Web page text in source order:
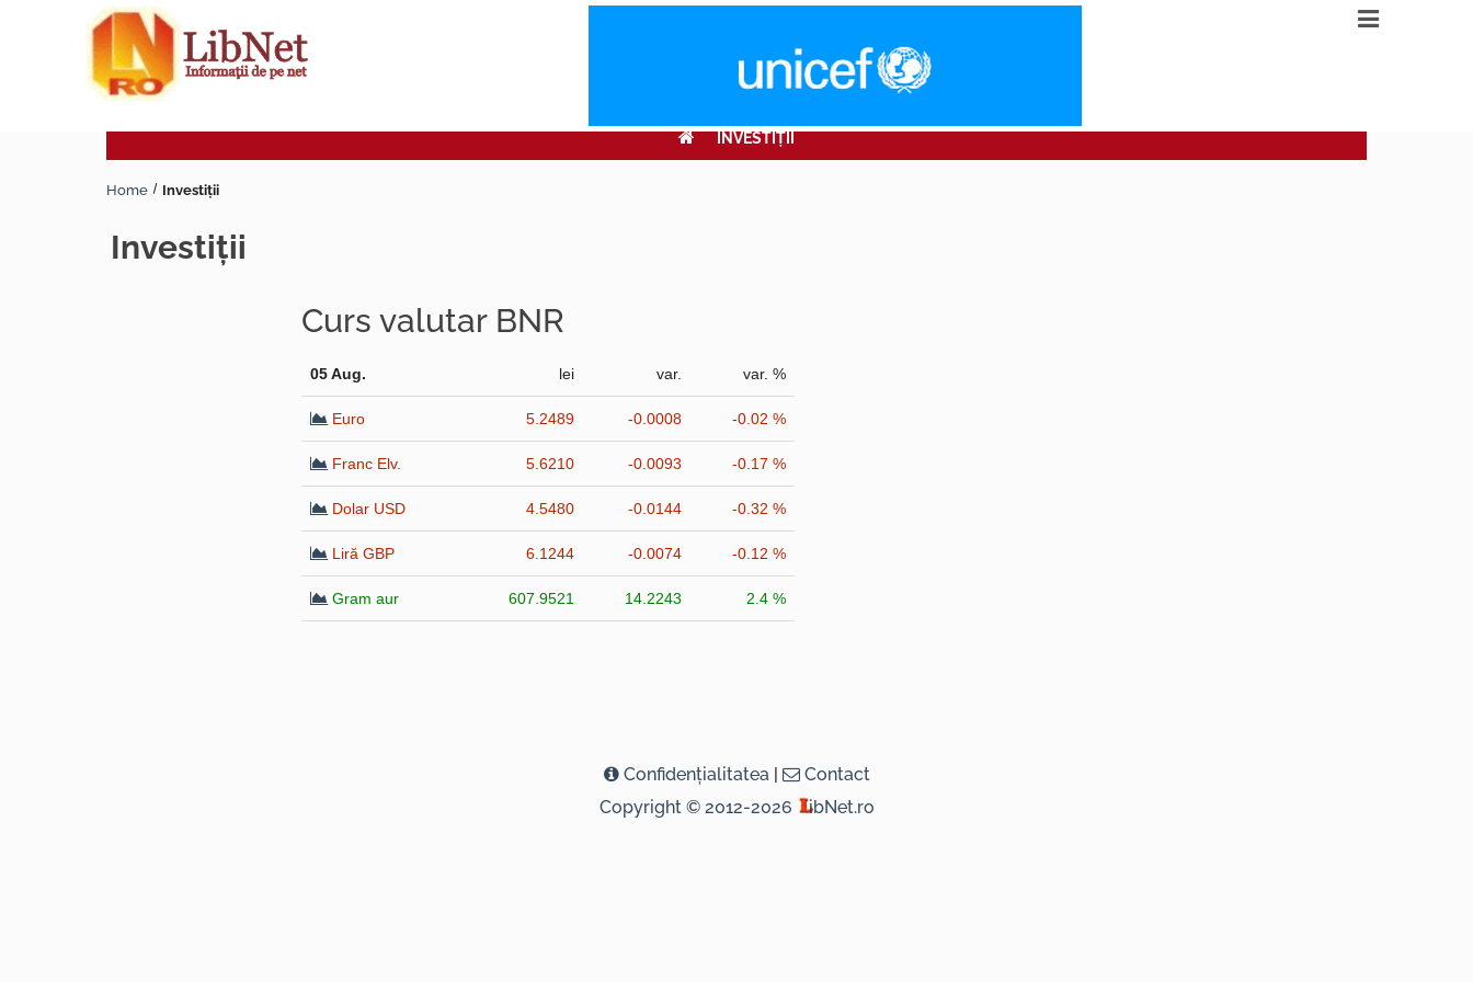
INVESTIŢII
Home Investiţii
investiţii
Curs valutar BNR
05 Aug. lei var. var. %
Euro 5.2489 -0.0008 -0.02 %
Franc Elv. 5.6210 -0.0093 -0.17 %
Dolar USD 4.5480 -0.0144 -0.32 %
Liră GBP 6.1244 -0.0074 -0.12 %
Gram aur 607.9521 14.2243 2.4 %
Confidenţialitatea |
Contact
Copyright © 2012-2026
ibNet.ro